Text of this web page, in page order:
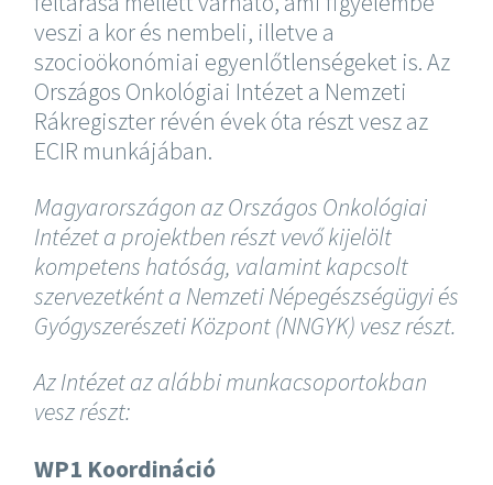
veszi a kor és nembeli, illetve a
szocioökonómiai egyenlőtlenségeket is. Az
Országos Onkológiai Intézet a Nemzeti
Rákregiszter révén évek óta részt vesz az
ECIR munkájában.
Magyarországon az Országos Onkológiai
Intézet a projektben részt vevő kijelölt
kompetens hatóság, valamint kapcsolt
szervezetként a Nemzeti Népegészségügyi és
Gyógyszerészeti Központ (NNGYK) vesz részt.
Az Intézet az alábbi munkacsoportokban
vesz részt:
WP1 Koordináció